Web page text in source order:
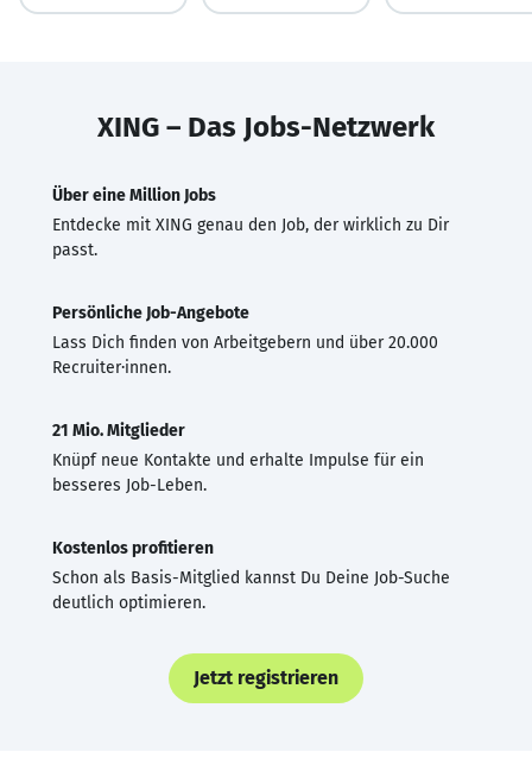
XING – Das Jobs-Netzwerk
Über eine Million Jobs
Entdecke mit XING genau den Job, der wirklich zu Dir
passt.
Persönliche Job-Angebote
Lass Dich finden von Arbeitgebern und über 20.000
Recruiter·innen.
21 Mio. Mitglieder
Knüpf neue Kontakte und erhalte Impulse für ein
besseres Job-Leben.
Kostenlos profitieren
Schon als Basis-Mitglied kannst Du Deine Job-Suche
deutlich optimieren.
Jetzt registrieren